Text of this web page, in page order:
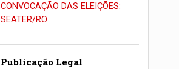
CONVOCAÇÃO DAS ELEIÇÕES:
SEATER/RO
Publicação Legal